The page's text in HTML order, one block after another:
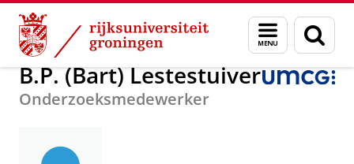
Skip
Content
Skip
Navigation
Menu
en
zoeken
Over ons B.P. (Bart) Lestestuiver
B.P. (Bart) Lestestuiver
Onderzoeksmedewerker